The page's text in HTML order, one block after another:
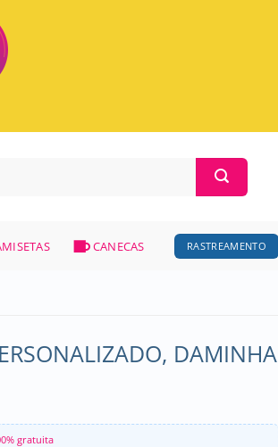
CANECAS RASTREAMENTO
DAMINHA
gratuita